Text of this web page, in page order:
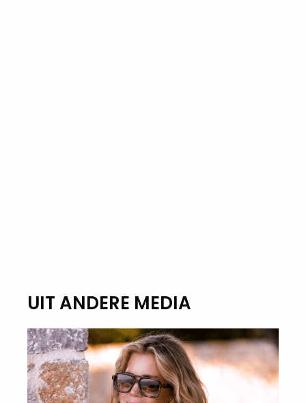
UIT ANDERE MEDIA